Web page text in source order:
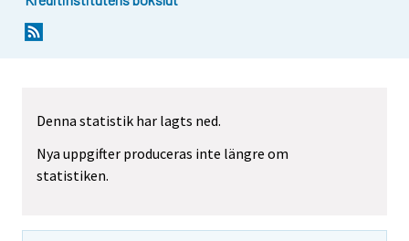
Denna statistik har lagts ned.
Nya uppgifter produceras inte längre om
statistiken.